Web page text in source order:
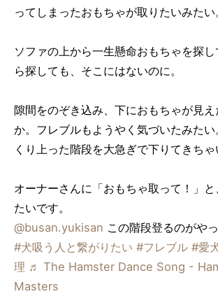
ってしまったおもちゃが取りたいみたい
ソファの上から一生懸命おもちゃを探し
ら探しても、そこにはないのに。
隙間をのぞき込み、下におもちゃが見え
か。フレブルもようやく気づいたみた
くり上った階段を大急ぎで下りてきちゃ
オーナーさんに「おもちゃ取って！」
たいです。
@busan.yukisan この階段登るのがや
#犬吸う人と繋がりたい #フレブル #愛
理 ♬ The Hamster Dance Song -
Masters